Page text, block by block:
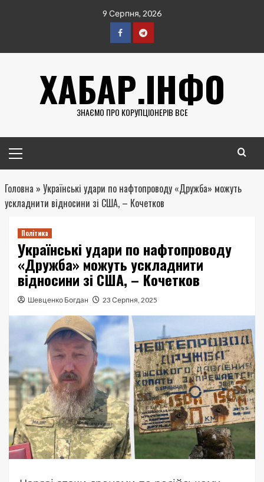
9 Серпня, 2026
FacebookTelegram
ХАБАР.ІНФО
ЗНАЄМО ПРО КОРУПЦІОНЕРІВ ВСЕ
меню
Головна » Українські удари по нафтопроводу «Дружба» можуть
ускладнити відносини зі США, – Кочетков
Політика
Українські удари по нафтопроводу
«Дружба» можуть ускладнити
відносини зі США, – Кочетков
Шевценко Богдан 23 Серпня, 2025